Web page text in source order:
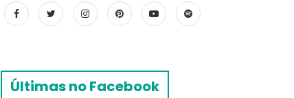
Últimas no Facebook